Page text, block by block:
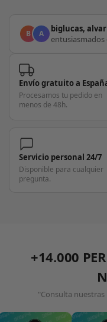
B A biglucas,
entusiasmados
Envío gratuito a
Procesamos tu pedido en
menos de 48h.
Servicio personal 24/7
Disponible para cualquier
pregunta.
+14.000
"Consulta